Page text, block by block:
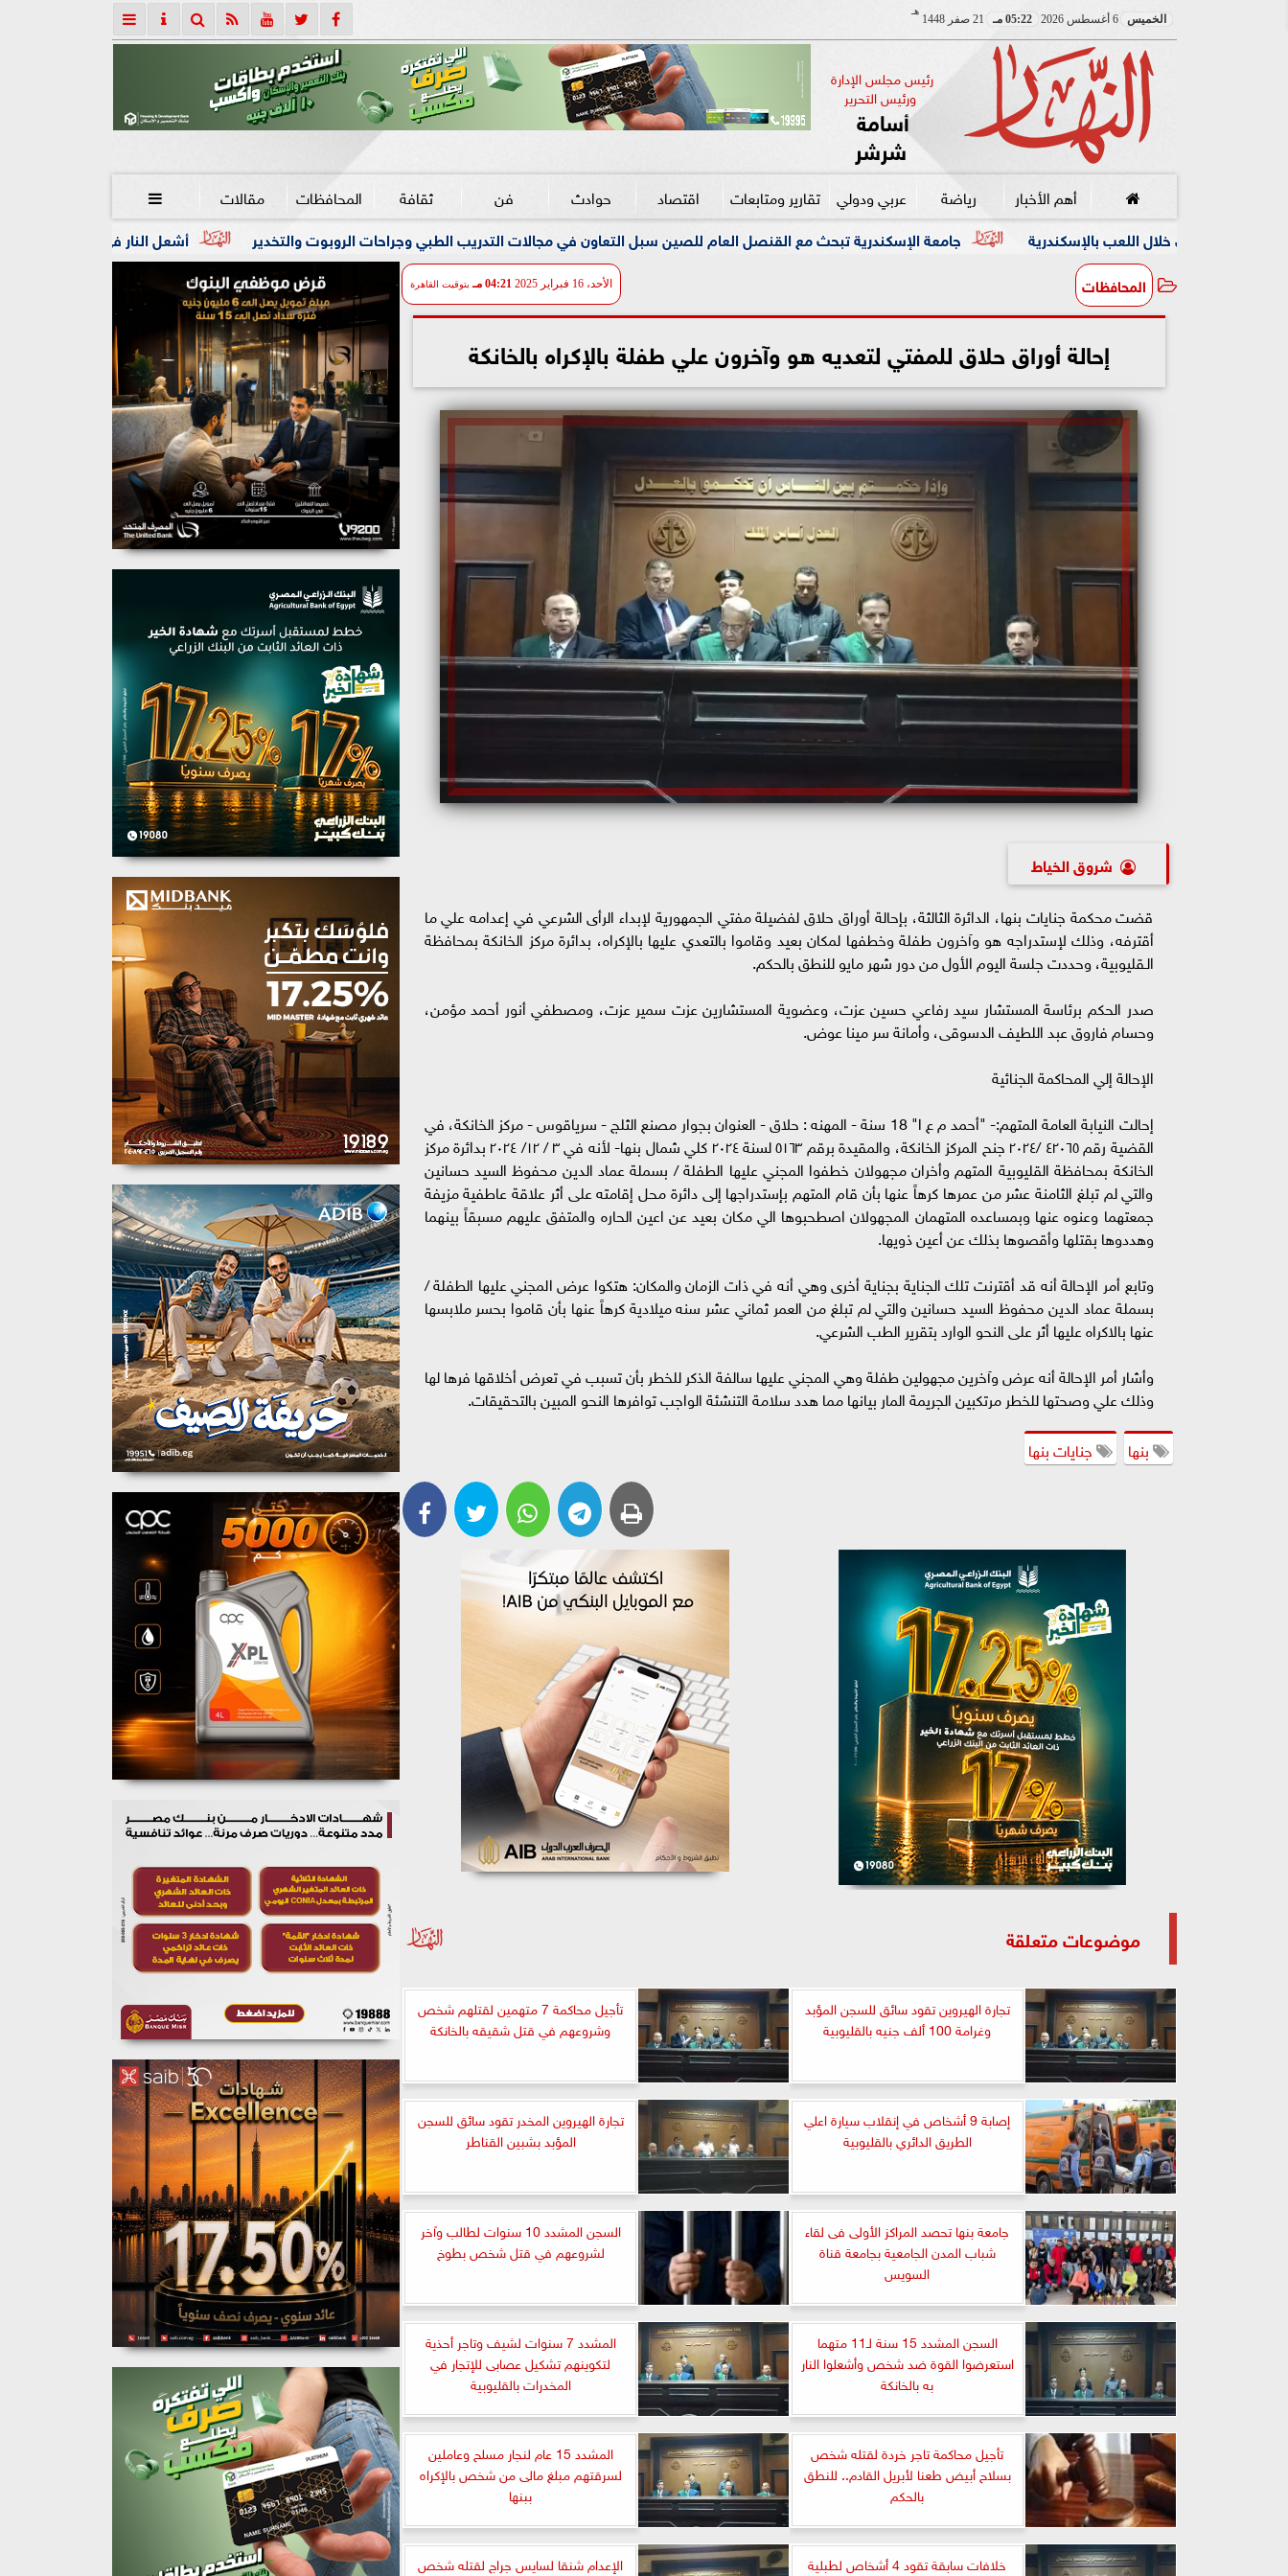
الخميس 6 أغسطس 2026 05:22 مـ 21 صفر 1448
هـ
رئيس مجلس الإدارة
ورئيس التحرير
أسامة
شرشر
أهم الأخبار رياضة عربي ودولي تقارير ومتابعات اقتصاد حوادث فن ثقافة المحافظات مقالات 
أشعل النار في جسده خلال حملة إزالة.. محافظ بورسعيد جامعة الإسكندرية تبحث مع القنصل العام للصين سبل التعاون في مجالات التدريب الطبي وجراحات الروبوت والتخدير
المحافظات الأحد، 16 فبراير 2025 04:21 مـ بتوقيت القاهرة
إحالة أوراق حلاق للمفتي لتعديه هو وآخرون علي طفلة بالإكراه بالخانكة
شروق الخياط
قضت محكمة جنايات بنها، الدائرة الثالثة، بإحالة أوراق حلاق لفضيلة مفتي الجمهورية لإبداء الرأى الشرعي في إعدامه علي ما
أقترفه، وذلك لإستدراجه هو وآخرون طفلة وخطفها لمكان بعيد وقاموا بالتعدي عليها بالإكراه، بدائرة مركز الخانكة بمحافظة
الـقليوبية، وحددت جلسة اليوم الأول من دور شهر مايو للنطق بالحكم.
صدر الحكم برئاسة المستشار سيد رفاعي حسين عزت، وعضوية المستشارين عزت سمير عزت، ومصطفي أنور أحمد مؤمن،
وحسام فاروق عبد اللطيف الدسوقى، وأمانة سر مينا عوض.
الإحالة إلي المحاكمة الجنائية
إحالت النيابة العامة المتهم:- "أحمد م ع ا" 18 سنة - المهنه : حلاق - العنوان بجوار مصنع الثلج - سرياقوس - مركز الخانكة، في
القضية رقم ٤٢٠٦٥ /٢٠٢٤ جنح المركز الخانكة، والمقيدة برقم ٥١٦٣ لسنة ٢٠٢٤ كلي شمال بنها- لأنه في ٣ / ١٢/ ٢٠٢٤ بدائرة مركز
الخانكة بمحافظة القليوبية المتهم وأخران مجهولان خطفوا المجني عليها الطفلة / بسملة عماد الدين محفوظ السيد حسانين
والتي لم تبلغ الثامنة عشر من عمرها كرهاً عنها بأن قام المتهم بإستدراجها إلى دائرة محل إقامته على أثر علاقة عاطفية مزيفة
جمعتهما وعنوه عنها وبمساعده المتهمان المجهولان اصطحبوها الي مكان بعيد عن اعين الحاره والمتفق عليهم مسبقاً بينهما
وهددوها بقتلها وأقصوها بذلك عن أعين ذويها.
وتابع أمر الإحالة أنه قد أقترنت تلك الجناية بجناية أخرى وهي أنه في ذات الزمان والمكان: هتكوا عرض المجني عليها الطفلة /
بسملة عماد الدين محفوظ السيد حسانين والتي لم تبلغ من العمر ثماني عشر سنه ميلادية كرهاً عنها بأن قاموا بحسر ملابسها
عنها بالاكراه عليها أثر على النحو الوارد بتقرير الطب الشرعي.
وأشار أمر الإحالة أنه عرض وآخرين مجهولين طفلة وهي المجني عليها سالفة الذكر للخطر بأن تسبب في تعرض أخلاقها فرها لها
وذلك علي وصحتها للخطر مرتكبين الجريمة المار بيانها مما هدد سلامة التنشئة الواجب توافرها النحو المبين بالتحقيقات.
بنها
جنايات بنها
موضوعات متعلقة
تجارة الهيروين تقود سائق للسجن المؤبد
وغرامة 100 ألف جنيه بالقليوبية
تأجيل محاكمة 7 متهمين لقتلهم شخص
وشروعهم في قتل شقيقه بالخانكة
إصابة 9 أشخاص في إنقلاب سيارة اعلي
الطريق الدائري بالقليوبية
تجارة الهيروين المخدر تقود سائق للسجن
المؤبد بشبين القناطر
جامعة بنها تحصد المراكز الأولى فى لقاء
شباب المدن الجامعية بجامعة قناة
السويس
السجن المشدد 10 سنوات لطالب وآخر
لشروعهم في قتل شخص بطوخ
السجن المشدد 15 سنة لـ11 متهما
استعرضوا القوة ضد شخص وأشعلوا النار
به بالخانكة
المشدد 7 سنوات لشيف وتاجر أحذية
لتكوينهم تشكيل عصابى للإتجار في
المخدرات بالقليوبية
تأجيل محاكمة تاجر خردة لقتله شخص
بسلاح أبيض طعنا لأبريل القادم.. للنطق
بالحكم
المشدد 15 عام لنجار مسلح وعاملين
لسرقتهم مبلغ مالى من شخص بالإكراه
ببنها
خلافات سابقة تقود 4 أشخاص لطبلية
الإعدام شنقا لسايس جراج لقتله شخص